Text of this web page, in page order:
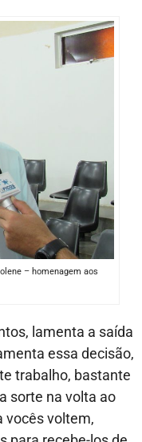
– homenagem aos
lamenta a saída
essa decisão,
trabalho, bastante
sorte na volta ao
vocês voltem,